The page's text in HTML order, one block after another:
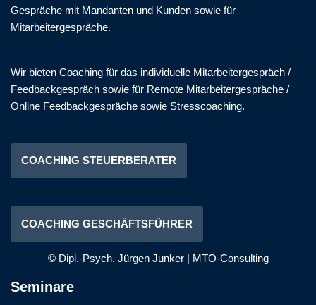
Gespräche mit Mandanten und Kunden sowie für
Mitarbeitergespräche.
Wir bieten Coaching für das individuelle Mitarbeitergespräch /
Feedbackgespräch sowie für Remote Mitarbeitergespräche /
Online Feedbackgespräche sowie Stresscoaching.
COACHING STEUERBERATER
COACHING GESCHÄFTSFÜHRER
© Dipl.-Psych. Jürgen Junker| MTO-Consulting
Seminare